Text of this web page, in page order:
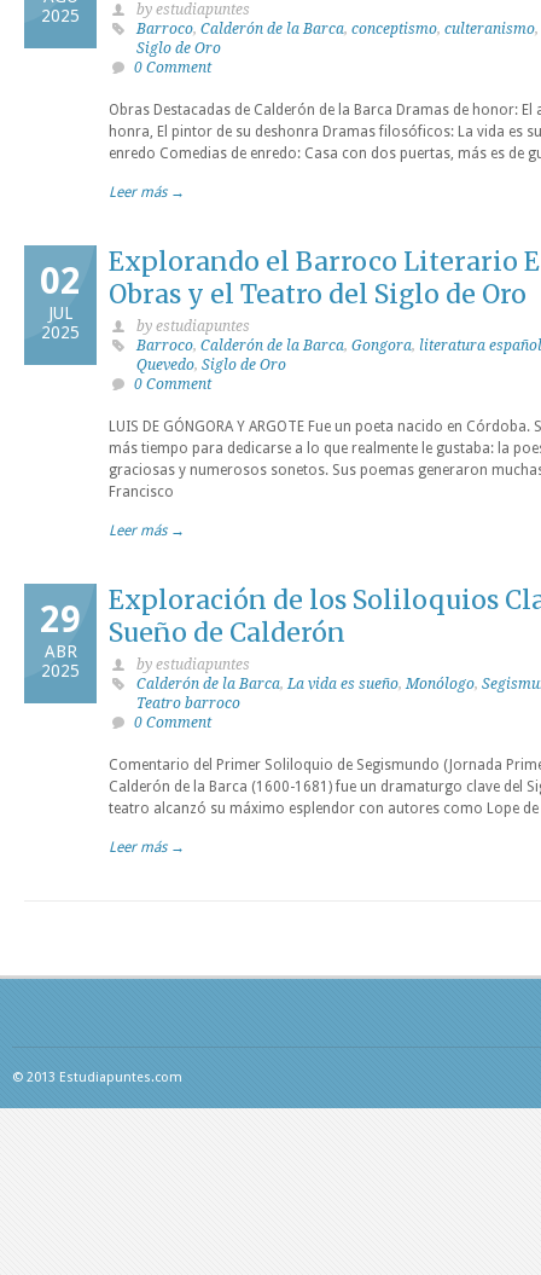
2025
by estudiapuntes
Barroco, Calderón de la Barca, conceptismo, culteranismo,
Siglo de Oro
0 Comment
Obras Destacadas de Calderón de la Barca Dramas de honor: El
honra, El pintor de su deshonra Dramas filosóficos: La vida es
enredo Comedias de enredo: Casa con dos puertas, más es de
Leer más →
02
JUL
2025
Explorando el Barroco Literario
Obras y el Teatro del Siglo de Oro
by estudiapuntes
Barroco, Calderón de la Barca, Gongora, literatura
Quevedo, Siglo de Oro
0 Comment
LUIS DE GÓNGORA Y ARGOTE Fue un poeta nacido en
más tiempo para dedicarse a lo que realmente le gustaba: la
graciosas y numerosos sonetos. Sus poemas generaron
Francisco
Leer más →
29
ABR
2025
Exploración de los Soliloquios
Sueño de Calderón
by estudiapuntes
Calderón de la Barca,La vida es sueño,Monólogo,
Teatro barroco
0 Comment
Comentario del Primer Soliloquio de Segismundo (Jornada
Calderón de la Barca (1600-1681) fue un dramaturgo clave del
teatro alcanzó su máximo esplendor con autores como Lope
Leer más →
© 2013 Estudiapuntes.com